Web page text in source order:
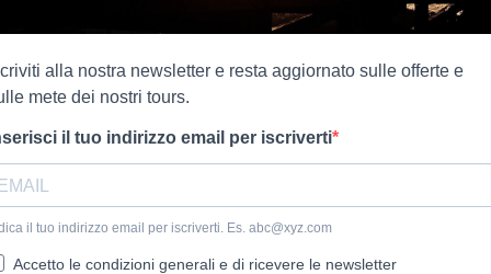
alla nostra newsletter e resta aggiornato sulle offerte e
mete dei nostri tours.
il tuo indirizzo email per iscriverti
il tuo indirizzo email per iscriverti. Es. abc@xyz.com
Accetto le condizioni generali e di ricevere le newsletter